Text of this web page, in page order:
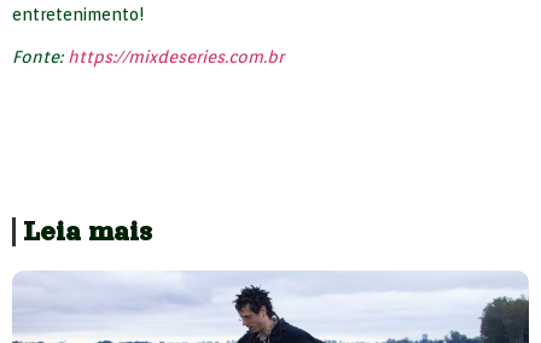
entretenimento!
Fonte: https://mixdeseries.com.br
Leia mais